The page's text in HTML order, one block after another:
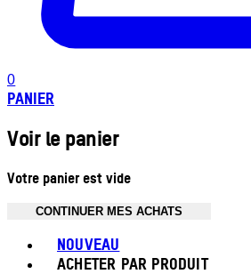
0
PANIER
Voir le panier
Votre panier est vide
CONTINUER MES ACHATS
NOUVEAU
ACHETER PAR PRODUIT